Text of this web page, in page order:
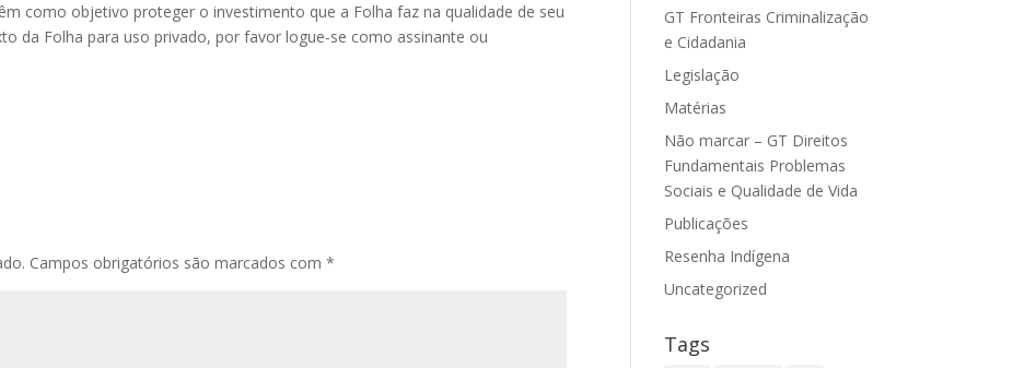
como objetivo proteger o investimento que a Folha faz na qualidade de seu
da Folha para uso privado, por favor logue-se como assinante ou
Campos obrigatórios são marcados com*
GT Fronteiras Criminalização
e Cidadania
Legislação
Matérias
Não marcar – GT Direitos
Fundamentais Problemas
Sociais e Qualidade de Vida
Publicações
Resenha Indígena
Uncategorized
Tags